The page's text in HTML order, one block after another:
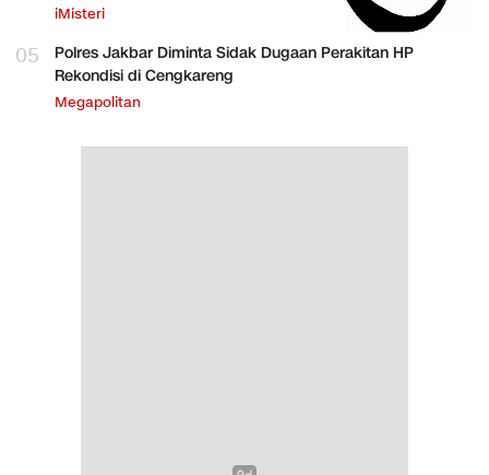
iMisteri
05
Polres Jakbar Diminta Sidak Dugaan Perakitan HP
Rekondisi di Cengkareng
Megapolitan